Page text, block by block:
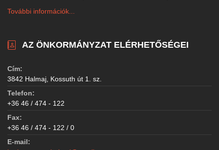
További információk...
AZ ÖNKORMÁNYZAT ELÉRHETŐSÉGEI
Cím:
3842 Halmaj, Kossuth út 1. sz.
Telefon:
+36 46 / 474 - 122
Fax:
+36 46 / 474 - 122 / 0
E-mail: